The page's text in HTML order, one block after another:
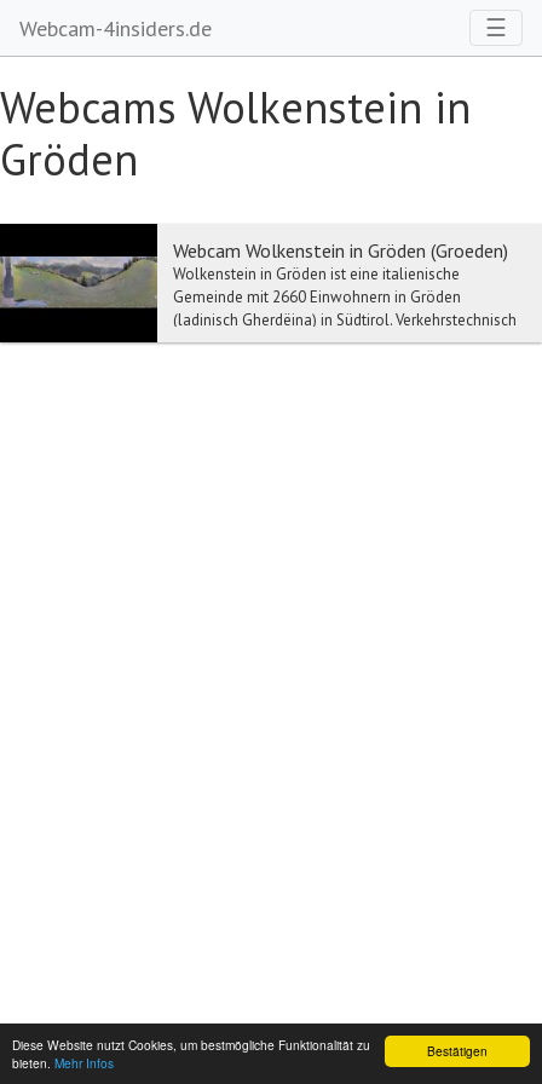
Bestätigen
Diese Website nutzt Cookies, um bestmögliche Funktionalität zu
bieten. Mehr Infos
Webcam-4insiders.de ☰
Webcams Wolkenstein in
Gröden
Webcam Wolkenstein in Gröden (Groeden)
Wolkenstein in Gröden ist eine italienische
Gemeinde mit 2660 Einwohnern in Gröden
(ladinisch Gherdëina) in Südtirol. Verkehrstechnisch
erschloss...